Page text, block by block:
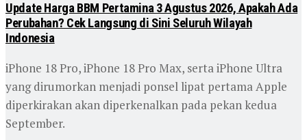
Update Harga BBM Pertamina 3 Agustus 2026, Apakah Ada
Perubahan? Cek Langsung di Sini Seluruh Wilayah
Indonesia
‎iPhone 18 Pro, iPhone 18 Pro Max, serta iPhone Ultra
yang dirumorkan menjadi ponsel lipat pertama Apple
diperkirakan akan diperkenalkan pada pekan kedua
September.